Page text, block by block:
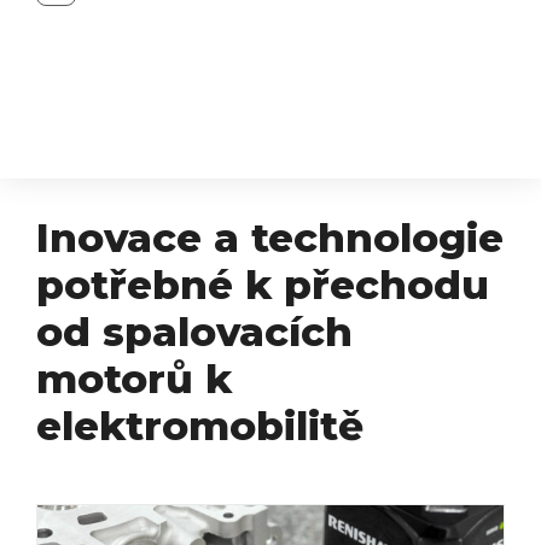
Inovace a technologie
potřebné k přechodu
od spalovacích
motorů k
elektromobilitě